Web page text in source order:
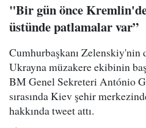
"Bir gün önce
üstünde patlamalar var”
Cumhurbaşkanı Zelenskiy'nin
Ukrayna müzakere ekibinin
BM Genel Sekreteri António
sırasında Kiev şehir
hakkında tweet attı.